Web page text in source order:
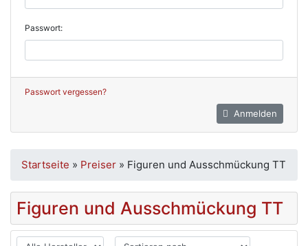
Passwort:
Passwort vergessen?
Anmelden
Startseite » Preiser » Figuren und Ausschmückung TT
Figuren und Ausschmückung TT